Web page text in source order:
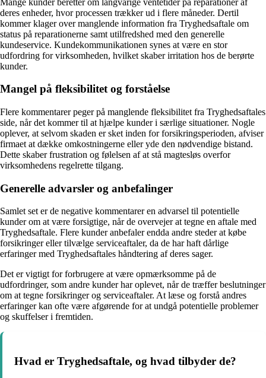
deres enheder, hvor processen trækker ud i flere måneder. Dertil
kommer klager over manglende information fra Tryghedsaftale om
status på reparationerne samt utilfredshed med den generelle
kundeservice. Kundekommunikationen synes at være en stor
udfordring for virksomheden, hvilket skaber irritation hos de berørte
kunder.
Mangel på fleksibilitet og forståelse
Flere kommentarer peger på manglende fleksibilitet fra Tryghedsaftales
side, når det kommer til at hjælpe kunder i særlige situationer. Nogle
oplever, at selvom skaden er sket inden for forsikringsperioden, afviser
firmaet at dække omkostningerne eller yde den nødvendige bistand.
Dette skaber frustration og følelsen af at stå magtesløs overfor
virksomhedens regelrette tilgang.
Generelle advarsler og anbefalinger
Samlet set er de negative kommentarer en advarsel til potentielle
kunder om at være forsigtige, når de overvejer at tegne en aftale med
Tryghedsaftale. Flere kunder anbefaler endda andre steder at købe
forsikringer eller tilvælge serviceaftaler, da de har haft dårlige
erfaringer med Tryghedsaftales håndtering af deres sager.
Det er vigtigt for forbrugere at være opmærksomme på de
udfordringer, som andre kunder har oplevet, når de træffer beslutninger
om at tegne forsikringer og serviceaftaler. At læse og forstå andres
erfaringer kan ofte være afgørende for at undgå potentielle problemer
og skuffelser i fremtiden.
Hvad er Tryghedsaftale, og hvad tilbyder de?